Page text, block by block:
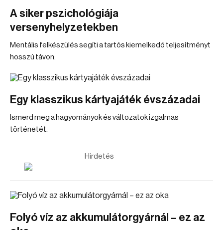
A siker pszichológiája
versenyhelyzetekben
Mentális felkészülés segíti a tartós kiemelkedő teljesítményt
hosszú távon.
Egy klasszikus kártyajáték évszázadai
Ismerd meg a hagyományok és változatok izgalmas
történetét.
Hirdetés
Folyó víz az akkumulátorgyárnál – ez az